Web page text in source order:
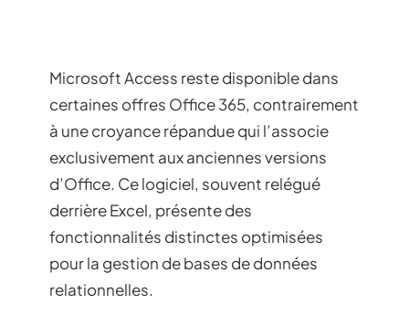
Microsoft Access reste disponible dans
certaines offres Office 365, contrairement
à une croyance répandue qui l’associe
exclusivement aux anciennes versions
d’Office. Ce logiciel, souvent relégué
derrière Excel, présente des
fonctionnalités distinctes optimisées
pour la gestion de bases de données
relationnelles.